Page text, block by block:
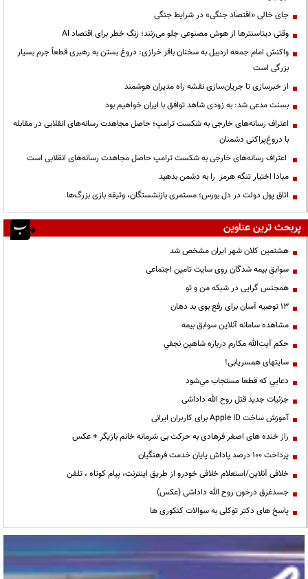
جای خالی «اقتصاد جنگی» در شرایط جنگی
وقتی دیتاسنترها از هوش مصنوعی جلو می‌زنند؛ زنگ خطر برای اقتصاد AI
واکنش امام جمعه اردبیل به سخنان باقر خرازی: دروغ بستن به رهبری قطعاً جرم بسیار
بزرگی است
از خبرسازی تا جریان‌سازی نقشه راه مدیران هوشمند
بسنت مدعی شد: به زودی شاهد توافق با ایران خواهیم بود
اعتراف رسانه‌های خارجی به شکست ترامپ؛ حاصل مجاهدت رسانه‌های انقلابی در مقابله
با دروغ‌پراکنی دشمنان
اعتراف رسانه‌های خارجی به شکست ترامپ حاصل مجاهدت رسانه‌های انقلابی است
مبادا اختیار تنگه هرمز را به دشمن بدهید
اتاق پول دولت در دل بورس؛ مستمری بازنشستگان، وثیقه بازی بزرگ‌ها
پربحث ترین عناوین
هشتمین کلان شهر ایران مشخص شد
سوابق بیمه شدگان روی سایت تامین اجتماعی
همجنس گرایی در شبکه من و تو
13 توصیه آسان برای رفع بوی بد دهان
مشاهده سامانه آنلاين سوابق بیمه
حكم آيت‌الله مكارم درباره شاهين نجفي
سایتهای همسریابی!
دعايي كه قطعا مستجاب مي‌شود
جزئیات جدید قتل روح الله داداشی
آموزش ساخت Apple ID برای کاربران ایرانی
راز خنده های اصغر فرهادی به حرکت بی شرمانه خانم بازیگر + عکس
پرداخت ۱۰۰ درصد پاداش پایان خدمت فرهنگیان
خلافی آنلاین/استعلام خلافی خودرو از طریق اینترنت، پیام کوتاه ، تلفن
جسدغرق درخون روح الله داداشی (عکس)
پاسخ های دکتر توکلی به سوالات کنکوری ها